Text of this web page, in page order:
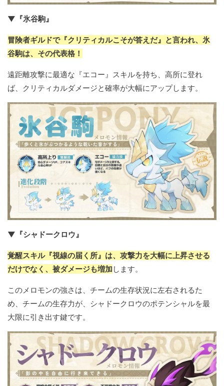
▼『氷谷駒』
冒険者ギルドで『クリティカルこそが答えだ』と言われ、氷
谷駒は、その代表格！
遠距離攻撃に最適な『エコー』スキルを持ち、高所に登れ
ば、クリティカルダメージと確率が大幅にアップします。
▼『シャドークロウ』
覚醒スキル『視線の届く所』は、攻撃力を大幅に上昇させる
だけでなく、被ダメージも増加 します。
このメロモンの強さは、チームの生存状況に左右されるた
め、チームの生存力が、シャドークロウのポテンシャルを最
大限に引き出す鍵です。